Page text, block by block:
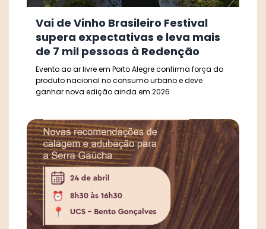
Vai de Vinho Brasileiro Festival
supera expectativas e leva mais
de 7 mil pessoas à Redenção
Evento ao ar livre em Porto Alegre confirma força do
produto nacional no consumo urbano e deve
ganhar nova edição ainda em 2026